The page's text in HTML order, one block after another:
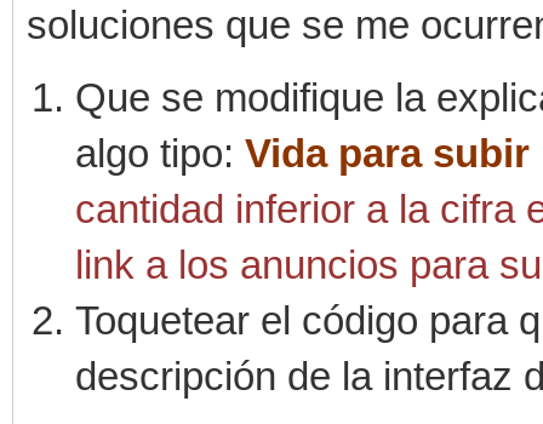
soluciones que se me
Que se modifique la
algo tipo: Vida para
cantidad inferior a la cifra
link a los anuncios para
Toquetear el código para
descripción de la interfaz